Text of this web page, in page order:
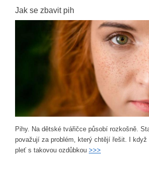
Jak se zbavit pih
Pihy. Na dětské tvářičce působí rozkošně.
považují za problém, který chtějí řešit. I když
pleť s takovou ozdůbkou >>>